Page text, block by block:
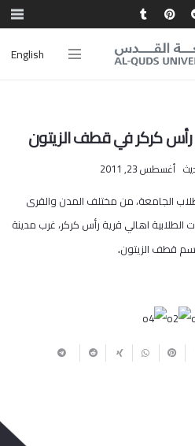
English
رأس كركر في قطف الزيتون
أغسطس 23, 2011
الجامعة، من مختلف المدن والقرى
اهالي قرية رأس كركر، غرب مدينة
قطف الزيتون.